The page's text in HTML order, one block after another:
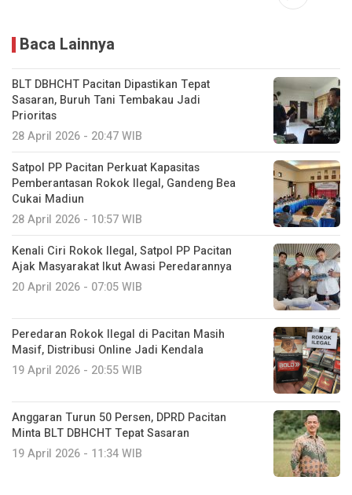
Baca Lainnya
BLT DBHCHT Pacitan Dipastikan Tepat
Sasaran, Buruh Tani Tembakau Jadi
Prioritas
28 April 2026 - 20:47 WIB
Satpol PP Pacitan Perkuat Kapasitas
Pemberantasan Rokok Ilegal, Gandeng Bea
Cukai Madiun
28 April 2026 - 10:57 WIB
Kenali Ciri Rokok Ilegal, Satpol PP Pacitan
Ajak Masyarakat Ikut Awasi Peredarannya
20 April 2026 - 07:05 WIB
Peredaran Rokok Ilegal di Pacitan Masih
Masif, Distribusi Online Jadi Kendala
19 April 2026 - 20:55 WIB
Anggaran Turun 50 Persen, DPRD Pacitan
Minta BLT DBHCHT Tepat Sasaran
19 April 2026 - 11:34 WIB